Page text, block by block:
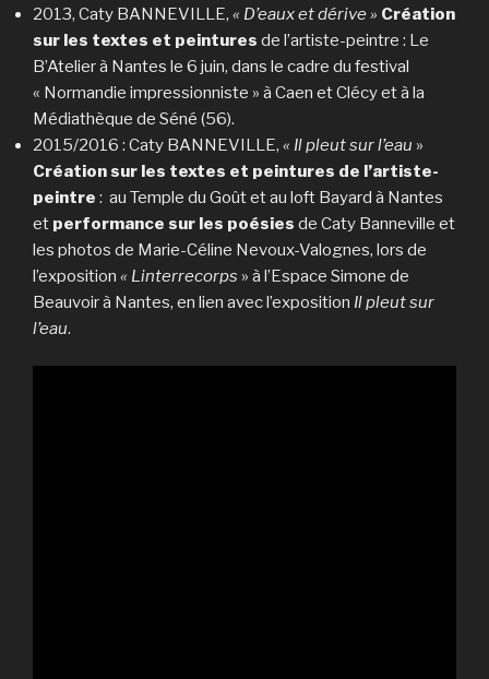
2013, Caty BANNEVILLE, « D’eaux et dérive » Création
sur les textes et peintures de l’artiste-peintre : Le
B’Atelier à Nantes le 6 juin, dans le cadre du festival
« Normandie impressionniste » à Caen et Clécy et à la
Médiathèque de Séné (56).
2015/2016 : Caty BANNEVILLE, « Il pleut sur l’eau »
Création sur les textes et peintures de l’artiste-
peintre : au Temple du Goût et au loft Bayard à Nantes
et performance sur les poésies de Caty Banneville et
les photos de Marie-Céline Nevoux-Valognes, lors de
l’exposition « Linterrecorps » à l’Espace Simone de
Beauvoir à Nantes, en lien avec l’exposition Il pleut sur
l’eau.